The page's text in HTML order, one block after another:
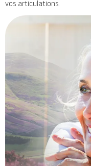
vos articulations.